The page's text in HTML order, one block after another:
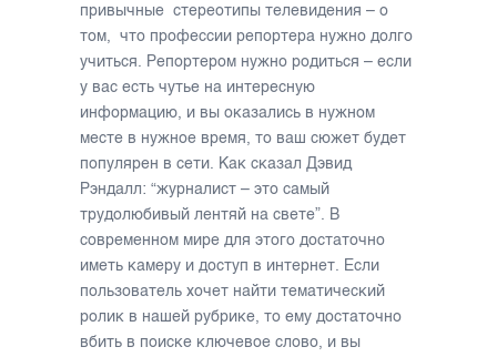
привычные стереотипы телевидения – о
том, что профессии репортера нужно долго
учиться. Репортером нужно родиться – если
у вас есть чутье на интересную
информацию, и вы оказались в нужном
месте в нужное время, то ваш сюжет будет
популярен в сети. Как сказал Дэвид
Рэндалл: “журналист – это самый
трудолюбивый лентяй на свете”. В
современном мире для этого достаточно
иметь камеру и доступ в интернет. Если
пользователь хочет найти тематический
ролик в нашей рубрике, то ему достаточно
вбить в поиске ключевое слово, и вы